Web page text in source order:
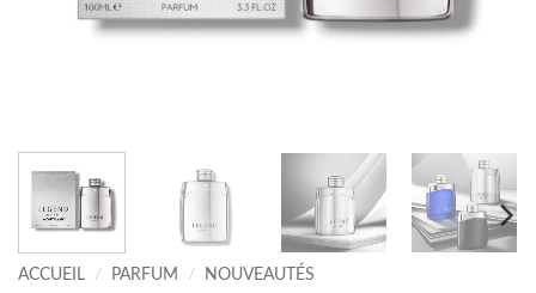
ACCUEIL / PARFUM / NOUVEAUTÉS